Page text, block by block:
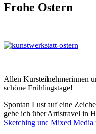
Frohe Ostern
Allen Kursteilnehmerinnen
schöne Frühlingstage!
Spontan Lust auf eine
gebe ich über Artistravel in
Sketching und Mixed Media